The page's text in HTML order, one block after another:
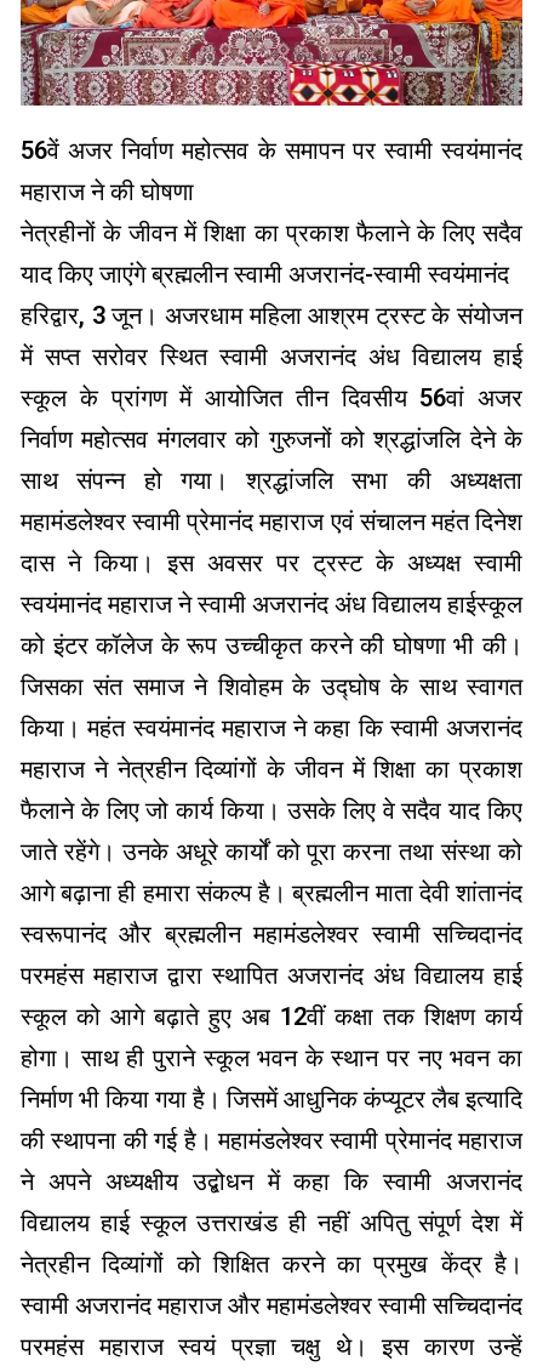
56वें अजर निर्वाण महोत्सव के समापन पर स्वामी स्वयंमानंद
महाराज ने की घोषणा
नेत्रहीनों के जीवन में शिक्षा का प्रकाश फैलाने के लिए सदैव
याद किए जाएंगे ब्रह्मलीन स्वामी अजरानंद-स्वामी स्वयंमानंद
हरिद्वार, 3 जून। अजरधाम महिला आश्रम ट्रस्ट के संयोजन
में सप्त सरोवर स्थित स्वामी अजरानंद अंध विद्यालय हाई
स्कूल के प्रांगण में आयोजित तीन दिवसीय 56वां अजर
निर्वाण महोत्सव मंगलवार को गुरुजनों को श्रद्धांजलि देने के
साथ संपन्न हो गया। श्रद्धांजलि सभा की अध्यक्षता
महामंडलेश्वर स्वामी प्रेमानंद महाराज एवं संचालन महंत दिनेश
दास ने किया। इस अवसर पर ट्रस्ट के अध्यक्ष स्वामी
स्वयंमानंद महाराज ने स्वामी अजरानंद अंध विद्यालय हाईस्कूल
को इंटर कॉलेज के रूप उच्चीकृत करने की घोषणा भी की।
जिसका संत समाज ने शिवोहम के उद्घोष के साथ स्वागत
किया। महंत स्वयंमानंद महाराज ने कहा कि स्वामी अजरानंद
महाराज ने नेत्रहीन दिव्यांगों के जीवन में शिक्षा का प्रकाश
फैलाने के लिए जो कार्य किया। उसके लिए वे सदैव याद किए
जाते रहेंगे। उनके अधूरे कार्यों को पूरा करना तथा संस्था को
आगे बढ़ाना ही हमारा संकल्प है। ब्रह्मलीन माता देवी शांतानंद
स्वरूपानंद और ब्रह्मलीन महामंडलेश्वर स्वामी सच्चिदानंद
परमहंस महाराज द्वारा स्थापित अजरानंद अंध विद्यालय हाई
स्कूल को आगे बढ़ाते हुए अब 12वीं कक्षा तक शिक्षण कार्य
होगा। साथ ही पुराने स्कूल भवन के स्थान पर नए भवन का
निर्माण भी किया गया है। जिसमें आधुनिक कंप्यूटर लैब इत्यादि
की स्थापना की गई है। महामंडलेश्वर स्वामी प्रेमानंद महाराज
ने अपने अध्यक्षीय उद्बोधन में कहा कि स्वामी अजरानंद
विद्यालय हाई स्कूल उत्तराखंड ही नहीं अपितु संपूर्ण देश में
नेत्रहीन दिव्यांगों को शिक्षित करने का प्रमुख केंद्र है।
स्वामी अजरानंद महाराज और महामंडलेश्वर स्वामी सच्चिदानंद
परमहंस महाराज स्वयं प्रज्ञा चक्षु थे। इस कारण उन्हें